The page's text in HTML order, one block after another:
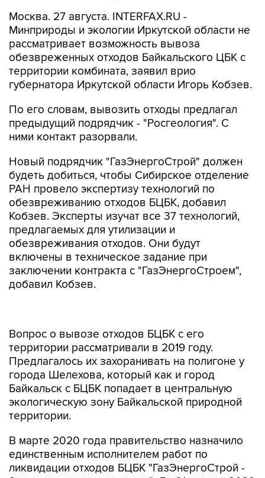
Москва. 27 августа. INTERFAX.RU -
Минприроды и экологии Иркутской области не
рассматривает возможность вывоза
обезвреженных отходов Байкальского ЦБК с
территории комбината, заявил врио
губернатора Иркутской области Игорь Кобзев.
По его словам, вывозить отходы предлагал
предыдущий подрядчик - "Росгеология". С
ними контакт разорвали.
Новый подрядчик "ГазЭнергоСтрой" должен
будеть добиться, чтобы Сибирское отделение
РАН провело экспертизу технологий по
обезвреживанию отходов БЦБК, добавил
Кобзев. Эксперты изучат все 37 технологий,
предлагаемых для утилизации и
обезвреживания отходов. Они будут
включены в техническое задание при
заключении контракта с "ГазЭнергоСтроем",
добавил Кобзев.
Предлагалось их захоранивать на полигоне у
города Шелехова, который как и город
Байкальск с БЦБК попадает в центральную
экологическую зону Байкальской природной
территории.
В марте 2020 года правительство назначило
ликвидации отходов БЦБК "ГазЭнергоСтрой -
Экологические технологии". До 31 января 2022
года компания должна подготовить проект.